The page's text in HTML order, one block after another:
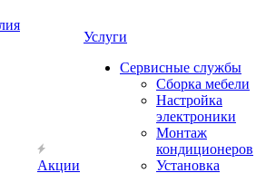
Акции
Услуги
Сервисные службы
Сборка мебели
Настройка
электроники
Монтаж
кондиционеров
Установка